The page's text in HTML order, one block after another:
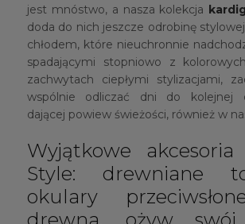
jest mnóstwo, a nasza kolekcja
doda do nich jeszcze odrobinę
chłodem, które nieuchronnie
spadającymi stopniowo z
zachwytach ciepłymi stylizacjami,
wspólnie odliczać dni do kolejnej
dającej powiew świeżości, również w
Wyjątkowe akcesoria
Style: drewniane
okulary
drewna, ożyw